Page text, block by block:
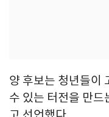
양 후보는 청년들이
수 있는 터전을 만